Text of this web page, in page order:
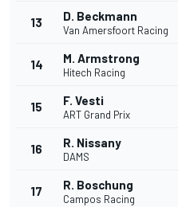
13 D. Beckmann
Van Amersfoort Racing
14 M. Armstrong
Hitech Racing
15 F. Vesti
ART Grand Prix
16 R. Nissany
DAMS
17 R. Boschung
Campos Racing